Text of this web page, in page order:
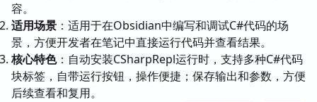
容。
适用场景 ：适用于在Obsidian中编写和调试C#代码的场
景，方便开发者在笔记中直接运行代码并查看结果。
核心特色：自动安装CSharpRepl运行时，支持多种C#代码
块标签，自带运行按钮，操作便捷；保存输出和参数，方便
后续查看和复用。